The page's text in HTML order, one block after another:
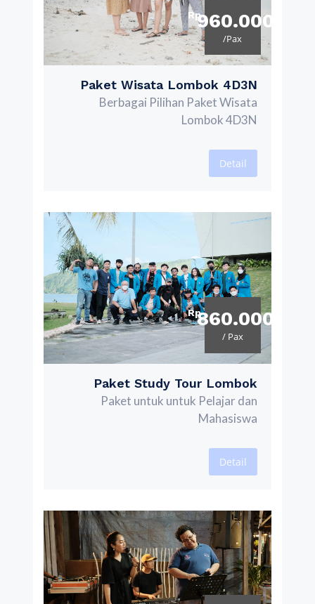
Rp960.000
/Pax
Paket Wisata Lombok 4D3N
Berbagai Pilihan Paket Wisata
Lombok 4D3N
Detail
Rp860.000
/ Pax
Paket Study Tour Lombok
Paket untuk untuk Pelajar dan
Mahasiswa
Detail